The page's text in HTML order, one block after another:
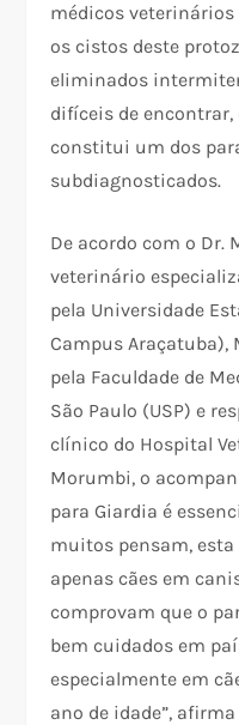
médicos
os cistos deste
eliminados
difíceis de encontrar,
constitui um dos
subdiagnosticados.
De acordo com o Dr.
veterinário
pela Universidade
Campus Araçatuba),
pela Faculdade de
São Paulo (USP) e
clínico do Hospital
Morumbi, o
para Giardia é
muitos pensam,
apenas cães em
comprovam que o
bem cuidados em
especialmente em
ano de idade”,